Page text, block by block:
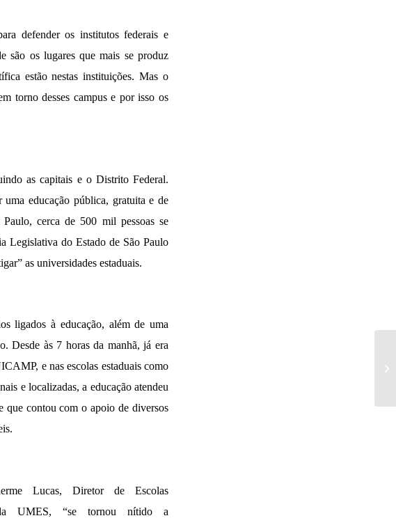
defender os institutos federais e
são os lugares que mais se produz
estão nestas instituições. Mas o
torno desses campus e por isso os
as capitais e o Distrito Federal.
educação pública, gratuita e de
cerca de 500 mil pessoas se
Legislativa do Estado de São Paulo
as universidades estaduais.
ligados à educação, além de uma
Desde às 7 horas da manhã, já era
e nas escolas estaduais como
e localizadas, a educação atendeu
que contou com o apoio de diversos
Lucas, Diretor de Escolas
UMES, “se tornou nítido a